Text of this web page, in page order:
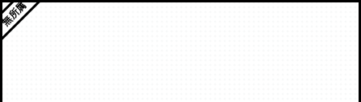
所属